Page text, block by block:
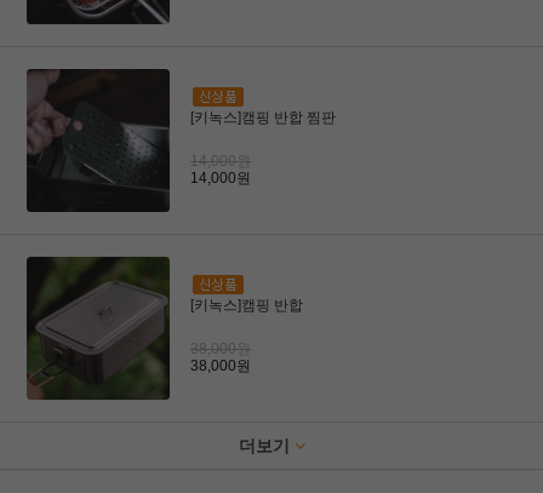
[키녹스]캠핑 반합 찜판
14,000원
14,000원
[키녹스]캠핑 반합
38,000원
38,000원
더보기